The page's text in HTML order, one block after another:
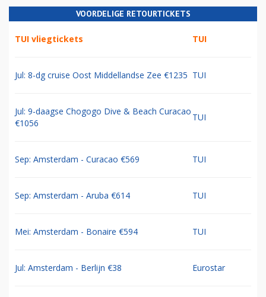
VOORDELIGE RETOURTICKETS
TUI vliegtickets TUI
Jul: 8-dg cruise Oost Middellandse Zee €1235 TUI
Jul: 9-daagse Chogogo Dive & Beach Curacao
€1056
TUI
Sep: Amsterdam - Curacao €569 TUI
Sep: Amsterdam - Aruba €614 TUI
Mei: Amsterdam - Bonaire €594 TUI
Jul: Amsterdam - Berlijn €38 Eurostar